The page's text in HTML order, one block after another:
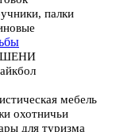
палки
мебель
охотничьи
для туризма